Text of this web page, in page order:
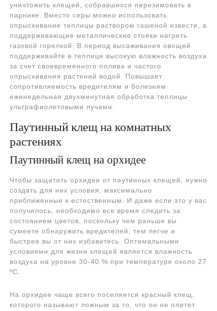
уничтожить клещей, собравшихся перезимовать в
парнике. Вместо серы можно использовать
опрыскивание теплицы раствором гашеной извести, а
поддерживающие металлические стояки нагреть
газовой горелкой. В период высаживания овощей
поддерживайте в теплице высокую влажность воздуха
за счет своевременного полива и частого
опрыскивания растений водой. Повышает
сопротивляемость вредителям и болезням
еженедельная двухминутная обработка теплицы
ультрафиолетовыми лучами.
Паутинный клещ на комнатных
растениях
Паутинный клещ на орхидее
Чтобы защитить орхидеи от паутинных клещей, нужно
создать для них условия, максимально
приближенные к естественным. И даже если это у вас
получилось, необходимо все время следить за
состоянием цветов, поскольку чем раньше вы
сумеете обнаружить вредителей, тем легче и
быстрее вы от них избавитесь. Оптимальными
условиями для жизни клещей является влажность
воздуха на уровне 30-40 % при температуре около 27
ºC.
На орхидее чаще всего поселяется красный клещ,
которого называют ложным за то, что он не плетет